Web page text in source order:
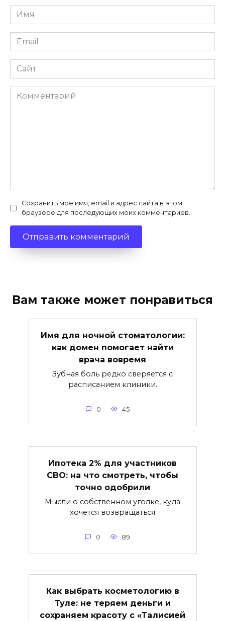
Имя
*
Email
*
Сайт
Комментарий
Сохранить моё имя, email и адрес сайта в этом
браузере для последующих моих комментариев.
Вам также может понравиться
Имя для ночной стоматологии:
как домен помогает найти
врача вовремя
Зубная боль редко сверяется с
расписанием клиники.
0 45
Ипотека 2% для участников
СВО: на что смотреть, чтобы
точно одобрили
Мысли о собственном уголке, куда
хочется возвращаться
0 89
Как выбрать косметологию в
Туле: не теряем деньги и
сохраняем красоту с «Талисией